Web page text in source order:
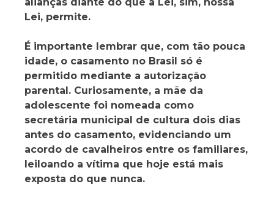
Lei, permite.
É importante lembrar que, com tão pouca
idade, o casamento no Brasil só é
permitido mediante a autorização
parental. Curiosamente, a mãe da
adolescente foi nomeada como
secretária municipal de cultura dois dias
antes do casamento, evidenciando um
acordo de cavalheiros entre os familiares,
leiloando a vítima que hoje está mais
exposta do que nunca.